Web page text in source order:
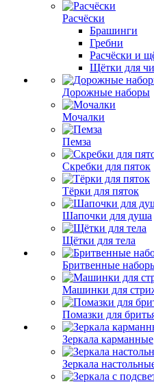
Расчёски
Брашинги
Гребни
Расчёски и
Щётки для
Дорожные наборы
Мочалки
Пемза
Скребки для пяток
Тёрки для пяток
Шапочки для душа
Щётки для тела
Бритвенные
Машинки для
Помазки для
Зеркала карманные
Зеркала